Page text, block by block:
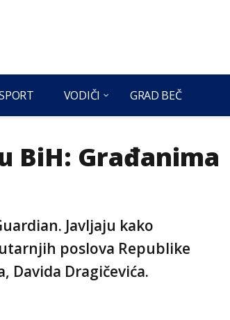
VODIČI GRAD BEČ
BiH: Građanima
Javljaju kako
poslova Republike
Davida Dragičevića.